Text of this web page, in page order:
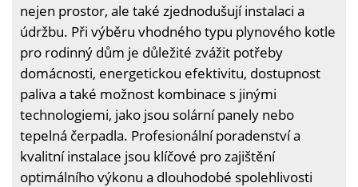
nejen prostor, ale také zjednodušují instalaci a
údržbu. Při výběru vhodného typu plynového kotle
pro rodinný dům je důležité zvážit potřeby
domácnosti, energetickou efektivitu, dostupnost
paliva a také možnost kombinace s jinými
technologiemi, jako jsou solární panely nebo
tepelná čerpadla. Profesionální poradenství a
kvalitní instalace jsou klíčové pro zajištění
optimálního výkonu a dlouhodobé spolehlivosti